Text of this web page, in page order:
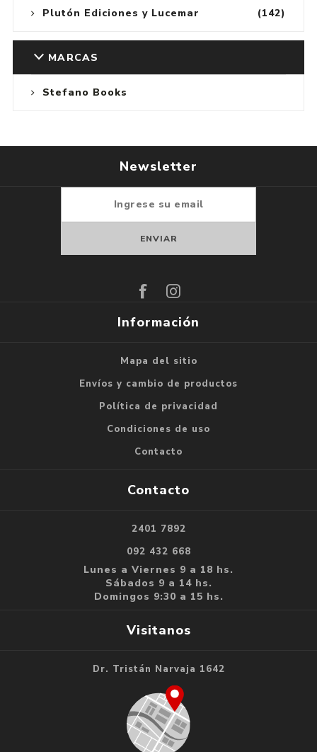
(142)
Plutón Ediciones y Lucemar
MARCAS
Stefano Books
Newsletter
Información
Mapa del sitio
Envíos y cambio de productos
Política de privacidad
Condiciones de uso
Contacto
Contacto
2401 7892
092 432 668
Lunes a Viernes 9 a 18 hs.
Sábados 9 a 14 hs.
Domingos 9:30 a 15 hs.
Visitanos
Dr. Tristán Narvaja 1642